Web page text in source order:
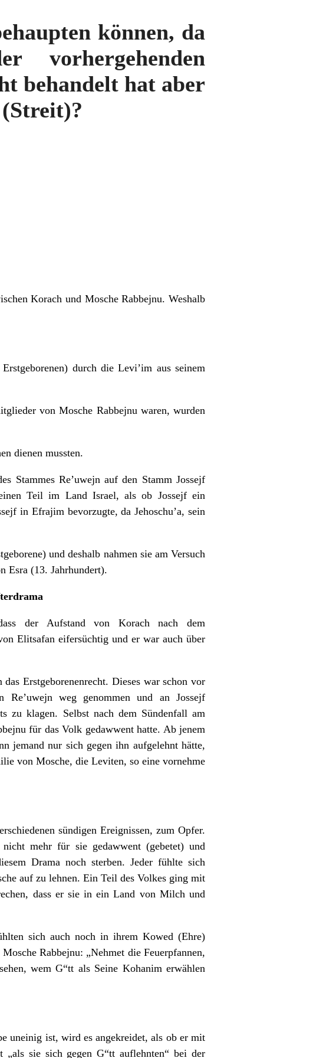
können, da
vorhergehenden
behandelt hat aber
Korach und Mosche Rabbejnu. Weshalb
durch die Levi’im aus seinem
von Mosche Rabbejnu waren, wurden
dienen mussten.
Stammes Re’uwejn auf den Stamm Jossejf
Teil im Land Israel, als ob Jossejf ein
in Efrajim bevorzugte, da Jehoschu’a, sein
und deshalb nahmen sie am Versuch
Esra (13. Jahrhundert).
der Aufstand von Korach nach dem
Elitsafan eifersüchtig und er war auch über
Erstgeborenenrecht. Dieses war schon vor
Re’uwejn weg genommen und an Jossejf
zu klagen. Selbst nach dem Sündenfall am
für das Volk gedawwent hatte. Ab jenem
jemand nur sich gegen ihn aufgelehnt hätte,
von Mosche, die Leviten, so eine vornehme
sündigen Ereignissen, zum Opfer.
mehr für sie gedawwent (gebetet) und
Drama noch sterben. Jeder fühlte sich
auf zu lehnen. Ein Teil des Volkes ging mit
dass er sie in ein Land von Milch und
sich auch noch in ihrem Kowed (Ehre)
Rabbejnu: „Nehmet die Feuerpfannen,
wem G“tt als Seine Kohanim erwählen
uneinig ist, wird es angekreidet, als ob er mit
„als sie sich gegen G“tt auflehnten“ bei der